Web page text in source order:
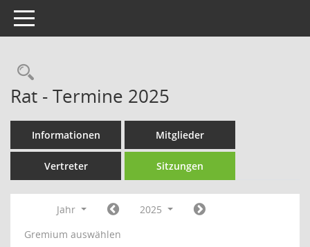
Toggle navigation
Rechercheauswahl
Rat - Termine 2025
Informationen Mitglieder
Vertreter Sitzungen
Jahr
2025
Gremium auswählen